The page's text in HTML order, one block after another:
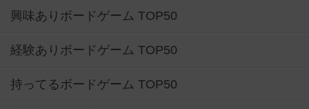
興味ありボードゲーム TOP50
経験ありボードゲーム TOP50
持ってるボードゲーム TOP50